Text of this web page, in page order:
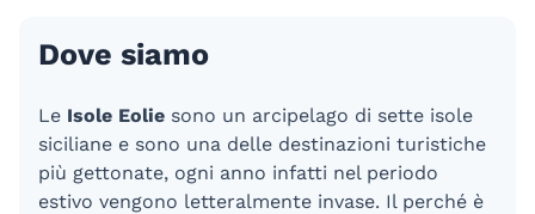
Dove siamo
Le Isole Eolie sono un arcipelago di sette isole
siciliane e sono una delle destinazioni turistiche
più gettonate, ogni anno infatti nel periodo
estivo vengono letteralmente invase. Il perché è